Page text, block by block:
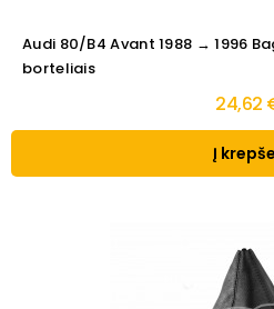
Audi 80/B4 Avant 1988 → 1996
borteliais
24,62
Į